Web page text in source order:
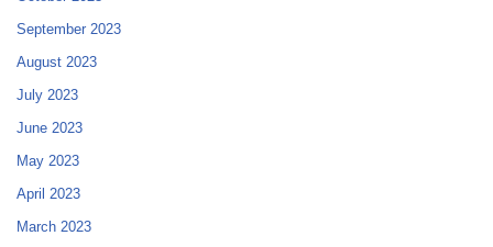
September 2023
August 2023
July 2023
June 2023
May 2023
April 2023
March 2023